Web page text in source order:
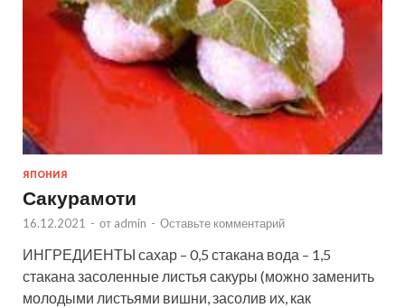
ЯПОНИЯ
Сакурамоти
16.12.2021 - от admin - Оставьте комментарий
ИНГРЕДИЕНТЫ сахар – 0,5 стакана вода – 1,5
стакана засоленные листья сакуры (можно заменить
молодыми листьями вишни, засолив их, как